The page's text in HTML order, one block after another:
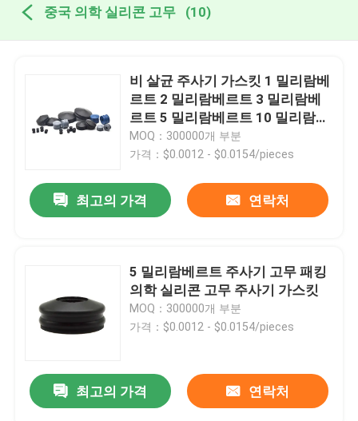
중국 의학 실리콘 고무 (10)
비 살균 주사기 가스킷 1 밀리람베
르트 2 밀리람베르트 3 밀리람베
르트 5 밀리람베르트 10 밀리람베
르트 20 밀리람베르트 30 밀리람
베르트 50 밀리람베르트
MOQ：300000개 부분
가격：$0.0012 - $0.0154/pieces
최고의 가격 연락처
5 밀리람베르트 주사기 고무 패킹
의학 실리콘 고무 주사기 가스킷
MOQ：300000개 부분
가격：$0.0012 - $0.0154/pieces
최고의 가격 연락처